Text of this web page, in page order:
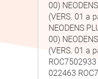
00)
(VERS. 01 a
NEODENS
00)
(VERS. 01 a
022463